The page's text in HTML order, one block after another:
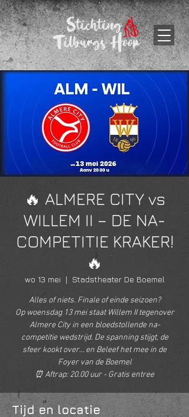
🔥 ALMERE CITY vs
WILLEM II – DE NA-
COMPETITIE KRAKER!
🔥
wo 13 mei
  |
Stadstheater De Boemel
Alles of niets. Finale of einde seizoen?
Op woensdag 13 mei staat Willem II tegenover
Almere City in een bloedstollende na-
competitie wedstrijd. De spanning stijgt, de
sfeer kookt over… en Beleef het mee in de
Foyer van de Boemel
⏰ Aftrap: 20.00 uur - Gratis entree
Tijd en locatie